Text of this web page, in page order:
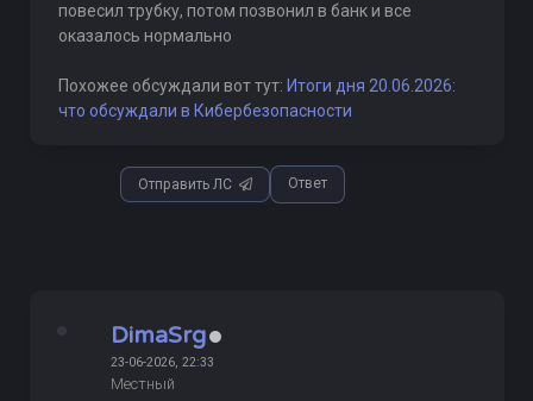
повесил трубку, потом позвонил в банк и все
оказалось нормально
Похожее обсуждали вот тут: Итоги дня 20.06.2026:
что обсуждали в Кибербезопасности
Отправить ЛС Ответ
DimaSrg
23-06-2026, 22:33
Местный